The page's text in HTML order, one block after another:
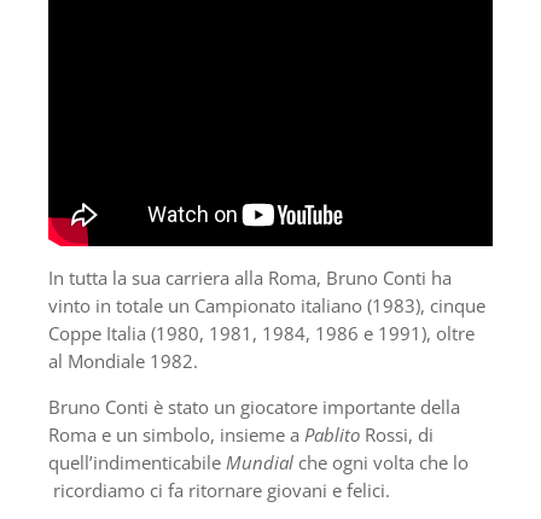
In tutta la sua carriera alla Roma, Bruno Conti ha
vinto in totale un Campionato italiano (1983), cinque
Coppe Italia (1980, 1981, 1984, 1986 e 1991), oltre
al Mondiale 1982.
Bruno Conti è stato un giocatore importante della
Roma e un simbolo, insieme a Pablito Rossi, di
quell’indimenticabile Mundial che ogni volta che lo
ricordiamo ci fa ritornare giovani e felici.